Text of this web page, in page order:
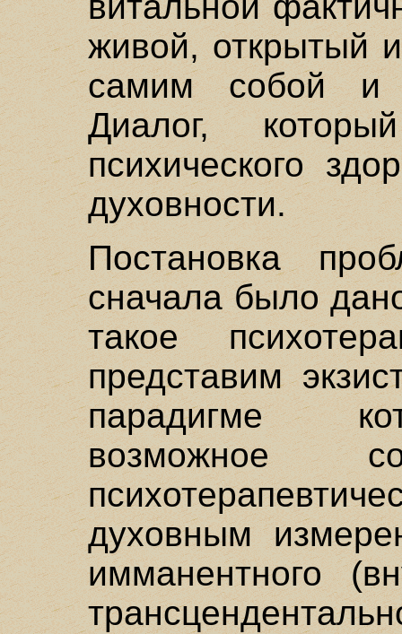
живой, открытый
самим собой и
Диалог,
психического
духовности.
Постановка
сначала было
такое
представим
парадигме
возможное
духовным
имманентного